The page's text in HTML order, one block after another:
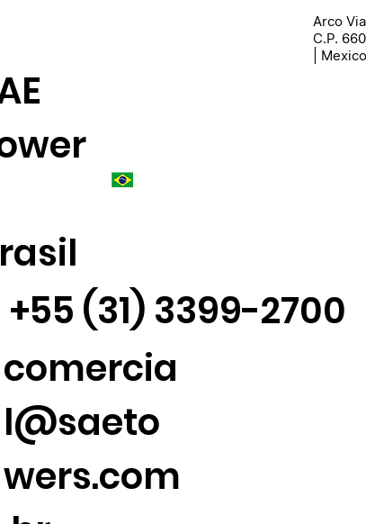
Arco
C.P.
| Mexico
+55 (31) 3399-2700
comercia
l@saeto
wers.com